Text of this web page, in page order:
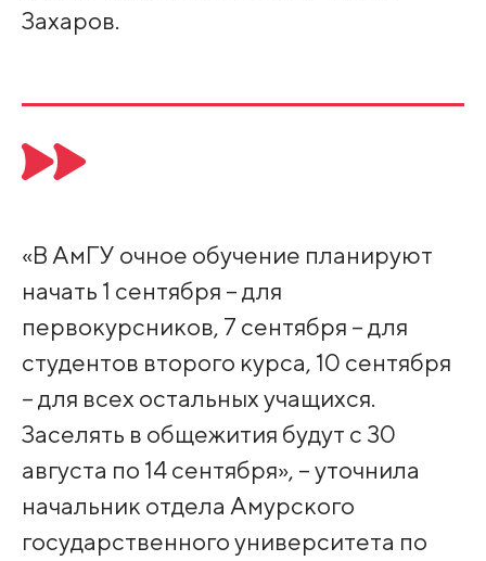
Захаров.
«В АмГУ очное обучение планируют
начать 1 сентября – для
первокурсников, 7 сентября – для
студентов второго курса, 10 сентября
– для всех остальных учащихся.
Заселять в общежития будут с 30
августа по 14 сентября», – уточнила
начальник отдела Амурского
государственного университета по